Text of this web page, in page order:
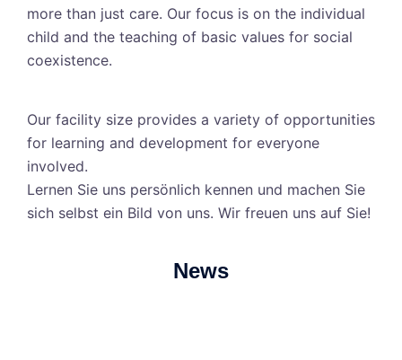
more than just care. Our focus is on the individual
child and the teaching of basic values for social
coexistence.
Our facility size provides a variety of opportunities
for learning and development for everyone
involved.
Lernen Sie uns persönlich kennen und machen Sie
sich selbst ein Bild von uns. Wir freuen uns auf Sie!
News